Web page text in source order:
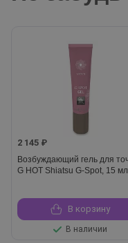
2 145 ₽
Возбуждающий гель для
G HOT Shiatsu G-Spot, 15 мл
В корзину
В наличии